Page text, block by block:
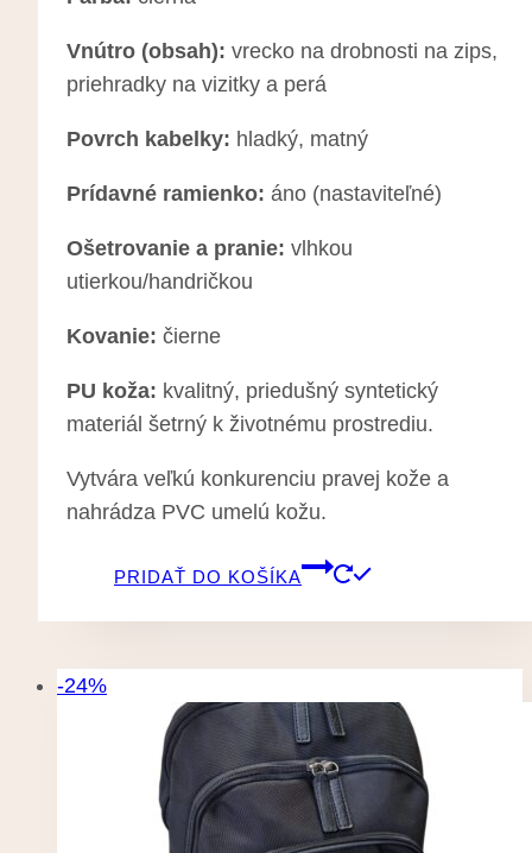
Vnútro (obsah): vrecko na drobnosti na zips,
priehradky na vizitky a perá
Povrch kabelky: hladký, matný
Prídavné ramienko: áno (nastaviteľné)
Ošetrovanie a pranie: vlhkou
utierkou/handričkou
Kovanie: čierne
PU koža: kvalitný, priedušný syntetický
materiál šetrný k životnému prostrediu.
Vytvára veľkú konkurenciu pravej kože a
nahrádza PVC umelú kožu.
PRIDAŤ DO KOŠÍKA
-24%